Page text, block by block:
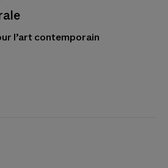
l’art contemporain